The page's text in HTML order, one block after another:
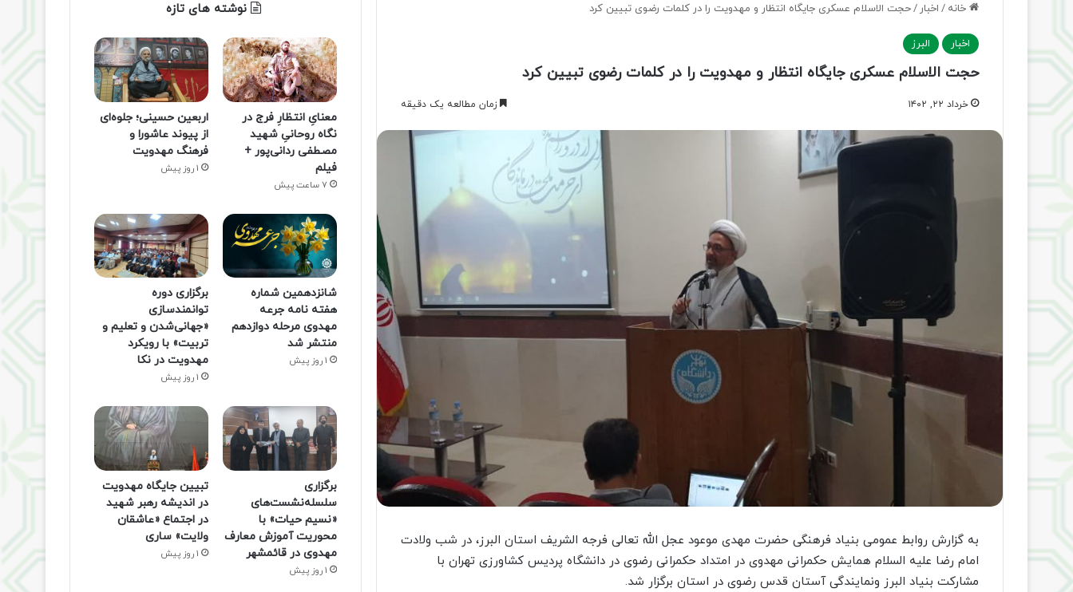
خانه / اخبار /حجت الاسلام عسکری جایگاه انتظار و مهدویت را در کلمات رضوی تبیین کرد
اخبار البرز
حجت الاسلام عسکری جایگاه انتظار و مهدویت را در کلمات رضوی تبیین کرد
خرداد ۲۲, ۱۴۰۲ زمان مطالعه یک دقیقه
به گزارش روابط عمومی بنیاد فرهنگی حضرت مهدی موعود عجل الله تعالی فرجه الشریف استان البرز، در شب ولادت
امام رضا علیه السلام همایش حکمرانی مهدوی در امتداد حکمرانی رضوی در دانشگاه پردیس کشاورزی تهران با
مشارکت بنیاد البرز ونمایندگی آستان قدس رضوی در استان برگزار شد.
نوشته های تازه
معنایِ انتظارِ فرج در
نگاه روحانیِ شهید
مصطفی ردانی‌پور +
فیلم
7 ساعت پیش
اربعین حسینی؛ جلوه‌ای
از پیوند عاشورا و
فرهنگ مهدویت
1 روز پیش
شانزدهمین شماره
هفته‌ نامه جرعه
مهدوی مرحله دوازدهم
منتشر شد
1 روز پیش
برگزاری دوره
توانمندسازی
«جهانی‌شدن و تعلیم و
تربیت» با رویکرد
مهدویت در نکا
1 روز پیش
برگزاری
سلسله‌نشست‌های
«نسیم حیات» با
محوریت آموزش معارف
مهدوی در قائمشهر
1 روز پیش
تبیین جایگاه مهدویت
در اندیشه رهبر شهید
در اجتماع «عاشقان
ولایت» ساری
1 روز پیش